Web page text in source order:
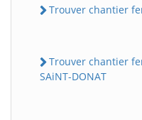
Trouver chantier
Trouver chantier
SAiNT-DONAT